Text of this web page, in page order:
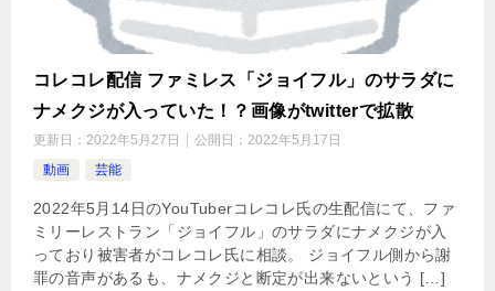
コレコレ配信 ファミレス「ジョイフル」のサラダに
ナメクジが入っていた！？画像がtwitterで拡散
更新日： 2022年5月27日 公開日： 2022年5月17日
動画
芸能
2022年5月14日のYouTuberコレコレ氏の生配信にて、ファ
ミリーレストラン「ジョイフル」のサラダにナメクジが入
っており被害者がコレコレ氏に相談。 ジョイフル側から謝
罪の音声があるも、ナメクジと断定が出来ないという […]